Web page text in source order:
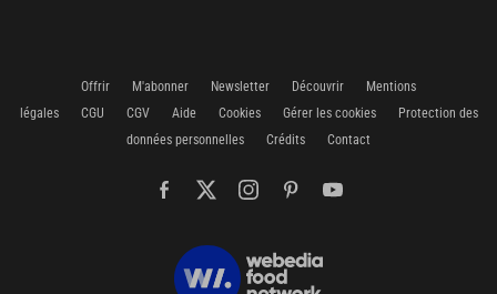
Offrir M'abonner Newsletter Découvrir
Mentions
légales
CGU CGV Aide Cookies Gérer les cookies
Protection des
données personnelles
Crédits Contact